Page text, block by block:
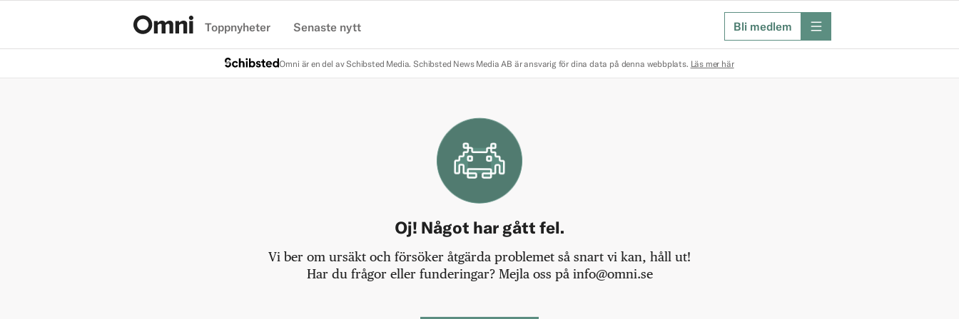
Toppnyheter Senaste nytt Bli medlem meny
Omni är en del av Schibsted Media. Schibsted News Media AB är ansvarig för dina data på denna webbplats. Läs mer här
Oj! Något har gått fel.
Vi ber om ursäkt och försöker åtgärda problemet så snart vi kan, håll ut!
Har du frågor eller funderingar? Mejla oss på info@omni.se